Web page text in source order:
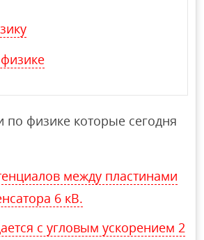
по физике которые сегодня
между пластинами
6 кВ.
с угловым ускорением 2